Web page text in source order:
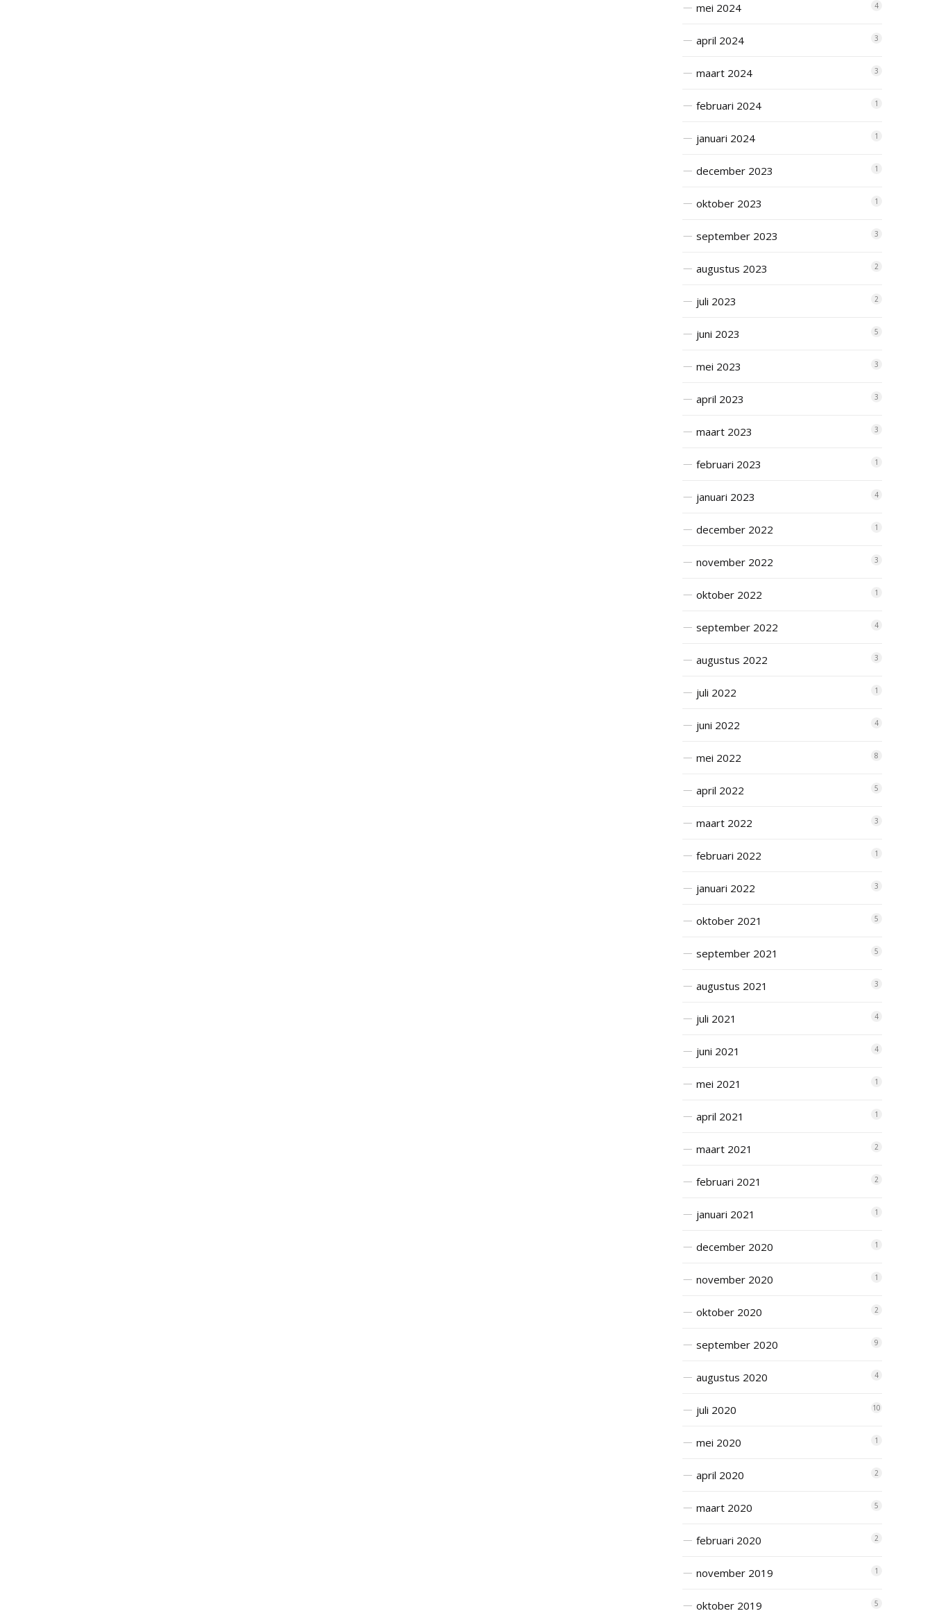
mei 2024 4
april 2024 3
maart 2024 3
februari 2024 1
januari 2024 1
december 2023 1
oktober 2023 1
september 2023 3
augustus 2023 2
juli 2023 2
juni 2023 5
mei 2023 3
april 2023 3
maart 2023 3
februari 2023 1
januari 2023 4
december 2022 1
november 2022 3
oktober 2022 1
september 2022 4
augustus 2022 3
juli 2022 1
juni 2022 4
mei 2022 8
april 2022 5
maart 2022 3
februari 2022 1
januari 2022 3
oktober 2021 5
september 2021 5
augustus 2021 3
juli 2021 4
juni 2021 4
mei 2021 1
april 2021 1
maart 2021 2
februari 2021 2
januari 2021 1
december 2020 1
november 2020 1
oktober 2020 2
september 2020 9
augustus 2020 4
juli 2020 10
mei 2020 1
april 2020 2
maart 2020 5
februari 2020 2
november 2019 1
oktober 2019 5